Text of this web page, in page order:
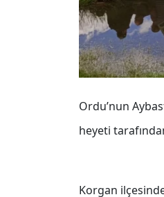
Ordu’nun
heyeti
Korgan